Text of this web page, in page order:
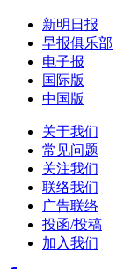
新明日报
早报俱乐部
电子报
国际版
中国版
关于我们
常见问题
关注我们
联络我们
广告联络
投函/投稿
加入我们